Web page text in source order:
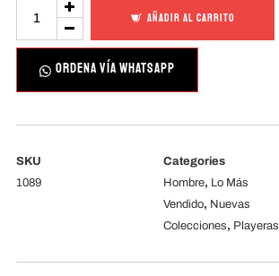
cantidad
AÑADIR AL CARRITO
ORDENA VÍA WHATSAPP
SKU
1089
Categories
Hombre, Lo Más
Vendido, Nuevas
Colecciones, Playeras